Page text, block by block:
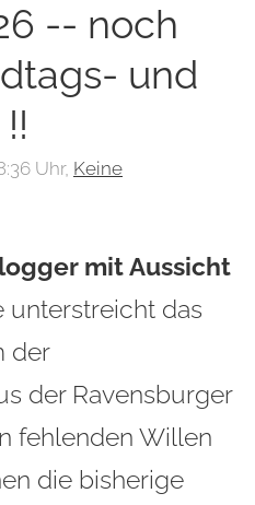
-- noch
und
Uhr, Keine
mit Aussicht
unterstreicht das
der
der Ravensburger
fehlenden Willen
die bisherige